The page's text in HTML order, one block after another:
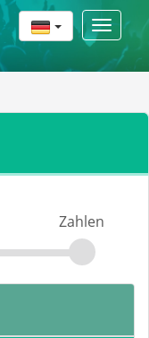
Toggle
Zahlen